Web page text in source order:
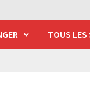
TOUS LES